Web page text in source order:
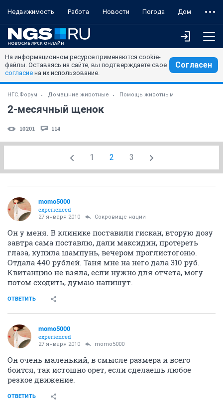
Недвижимость Работа Новости Погода Дом
На информационном ресурсе применяются cookie-
файлы. Оставаясь на сайте, вы подтверждаете свое
согласие на их использование.
Согласен
НГС.Форум Домашние животные Помощь животным
2-месячный щенок
10201 114
1 2 3
momo5000
experienced
27 января 2010 Сокровище нации
Он у меня. В клинике поставили гискан, вторую дозу
завтра сама поставлю, дали максидин, протереть
глаза, купила шампунь, вечером проглистогоню.
Отдала 440 рублей. Таня мне на него дала 310 руб.
Квитанцию не взяла, если нужно для отчета, могу
потом сходить, думаю напишут.
ОТВЕТИТЬ
momo5000
experienced
27 января 2010 momo5000
Он очень маленький, в смысле размера и всего
боится, так истошно орет, если сделаешь любое
резкое движение.
ОТВЕТИТЬ